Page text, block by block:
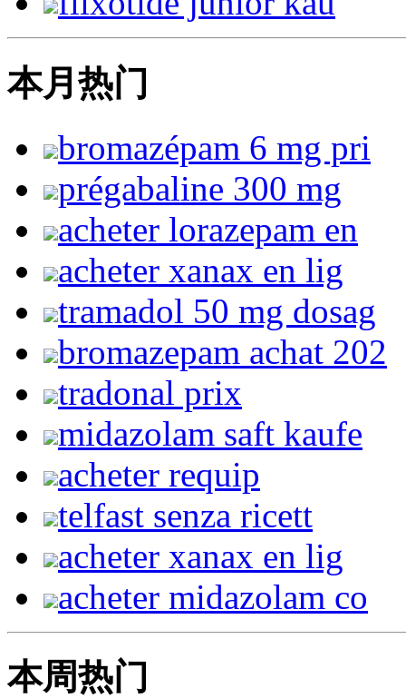
本月热门
bromazépam 6 mg pri
prégabaline 300 mg
acheter lorazepam en
acheter xanax en lig
tramadol 50 mg dosag
bromazepam achat 202
tradonal prix
midazolam saft kaufe
acheter requip
telfast senza ricett
acheter xanax en lig
acheter midazolam co
本周热门